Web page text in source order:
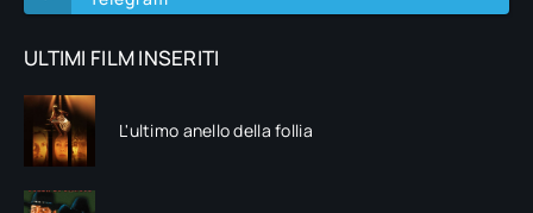
ULTIMI FILM INSERITI
L'ultimo anello della follia